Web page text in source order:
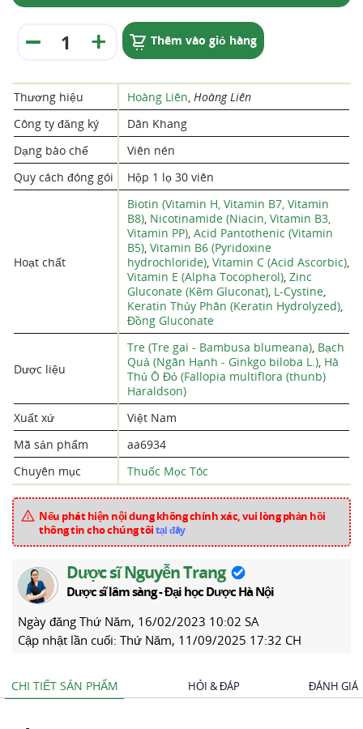
Thêm vào giỏ hàng
Thương hiệu Hoàng Liên, Hoàng Liên
Công ty đăng ký
Dân Khang
Dạng bào chế
Viên nén
Quy cách đóng gói
Hộp 1 lọ 30 viên
Hoạt chất
Biotin (Vitamin H, Vitamin B7, Vitamin
B8), Nicotinamide (Niacin, Vitamin B3,
Vitamin PP), Acid Pantothenic (Vitamin
B5), Vitamin B6 (Pyridoxine
hydrochloride), Vitamin C (Acid Ascorbic),
Vitamin E (Alpha Tocopherol), Zinc
Gluconate (Kẽm Gluconat), L-Cystine,
Keratin Thủy Phân (Keratin Hydrolyzed),
Đồng Gluconate
Dược liệu
Tre (Tre gai - Bambusa blumeana), Bạch
Quả (Ngân Hạnh - Ginkgo biloba L.), Hà
Thủ Ô Đỏ (Fallopia multiflora (thunb)
Haraldson)
Xuất xứ
Việt Nam
Mã sản phẩm
aa6934
Chuyên mục
Thuốc Mọc Tóc
Nếu phát hiện nội dung không chính xác, vui lòng phản hồi
thông tin cho chúng tôitại đây
Dược sĩ Nguyễn Trang
Dược sĩ lâm sàng - Đại học Dược Hà Nội
Ngày đăng Thứ Năm, 16/02/2023 10:02 SA
Cập nhật lần cuối: Thứ Năm, 11/09/2025 17:32 CH
CHI TIẾT SẢN PHẨM HỎI & ĐÁP ĐÁNH GIÁ